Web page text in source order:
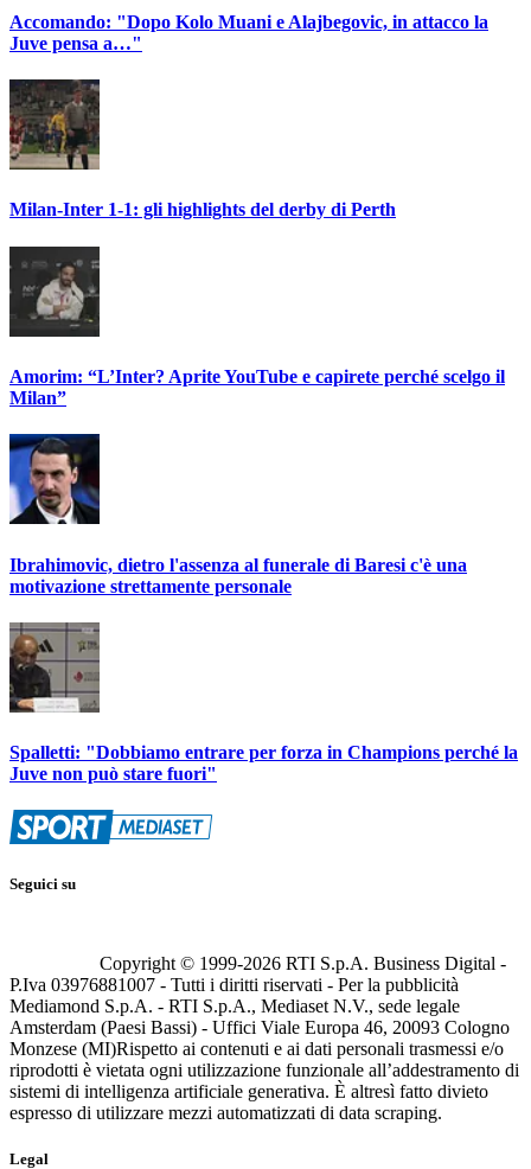
Accomando: "Dopo Kolo Muani e Alajbegovic, in attacco la
Juve pensa a…"
Milan-Inter 1-1: gli highlights del derby di Perth
Amorim: “L’Inter? Aprite YouTube e capirete perché scelgo il
Milan”
Ibrahimovic, dietro l'assenza al funerale di Baresi c'è una
motivazione strettamente personale
Spalletti: "Dobbiamo entrare per forza in Champions perché la
Juve non può stare fuori"
Seguici su
Copyright © 1999-2026 RTI S.p.A. Business Digital -
P.Iva 03976881007 - Tutti i diritti riservati - Per la pubblicità
Mediamond S.p.A. - RTI S.p.A., Mediaset N.V., sede legale
Amsterdam (Paesi Bassi) - Uffici Viale Europa 46, 20093 Cologno
Monzese (MI)Rispetto ai contenuti e ai dati personali trasmessi e/o
riprodotti è vietata ogni utilizzazione funzionale all’addestramento di
sistemi di intelligenza artificiale generativa. È altresì fatto divieto
espresso di utilizzare mezzi automatizzati di data scraping.
Legal